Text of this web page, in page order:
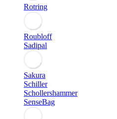
Rotring
Roubloff
Sadipal
Sakura
Schiller
Schollershammer
SenseBag